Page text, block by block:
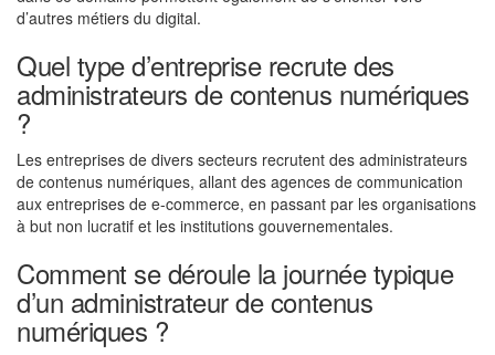
d’autres métiers du digital.
Quel type d’entreprise recrute des
administrateurs de contenus numériques
?
Les entreprises de divers secteurs recrutent des administrateurs
de contenus numériques, allant des agences de communication
aux entreprises de e-commerce, en passant par les organisations
à but non lucratif et les institutions gouvernementales.
Comment se déroule la journée typique
d’un administrateur de contenus
numériques ?